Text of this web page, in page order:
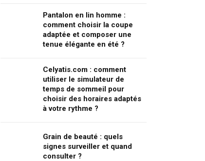
Pantalon en lin homme :
comment choisir la coupe
adaptée et composer une
tenue élégante en été ?
Celyatis.com : comment
utiliser le simulateur de
temps de sommeil pour
choisir des horaires adaptés
à votre rythme ?
Grain de beauté : quels
signes surveiller et quand
consulter ?